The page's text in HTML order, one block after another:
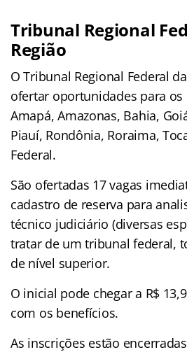
Tribunal Regional
Região
O Tribunal Regional Federal
ofertar oportunidades para os
Amapá, Amazonas, Bahia,
Piauí, Rondônia, Roraima,
Federal.
São ofertadas 17 vagas
cadastro de reserva para
técnico judiciário (diversas
tratar de um tribunal federal,
de nível superior.
O inicial pode chegar a R$
com os benefícios.
As inscrições estão